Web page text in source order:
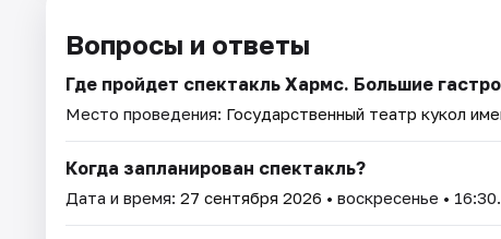
Вопросы и ответы
Где пройдет спектакль Хармс. Большие
Место проведения: Государственный театр кукол
Когда запланирован спектакль?
Дата и время: 27 сентября 2026 • воскресенье • 16:30.